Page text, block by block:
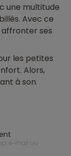
une multitude
Avec ce
ses
les petites
Alors,
à son